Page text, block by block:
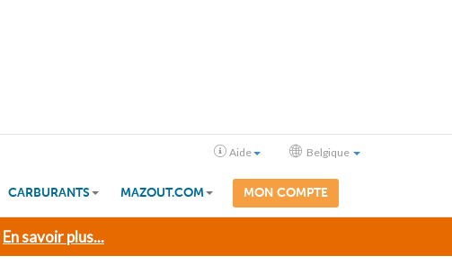
Aide Belgique
CARBURANTS MAZOUT.COM MON COMPTE
En savoir plus...